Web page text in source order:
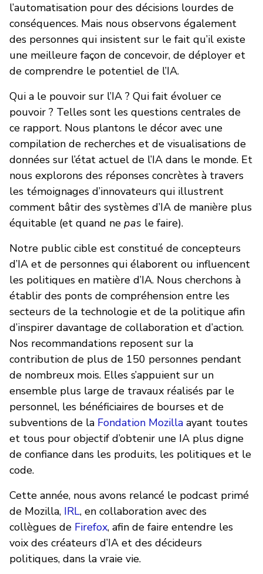
l’automatisation pour des décisions lourdes de
conséquences. Mais nous observons également
des personnes qui insistent sur le fait qu’il existe
une meilleure façon de concevoir, de déployer et
de comprendre le potentiel de l’IA.
Qui a le pouvoir sur l’IA ? Qui fait évoluer ce
pouvoir ? Telles sont les questions centrales de
ce rapport. Nous plantons le décor avec une
compilation de recherches et de visualisations de
données sur l’état actuel de l’IA dans le monde. Et
nous explorons des réponses concrètes à travers
les témoignages d’innovateurs qui illustrent
comment bâtir des systèmes d’IA de manière plus
équitable (et quand ne pas le faire).
Notre public cible est constitué de concepteurs
d’IA et de personnes qui élaborent ou influencent
les politiques en matière d’IA. Nous cherchons à
établir des ponts de compréhension entre les
secteurs de la technologie et de la politique afin
d’inspirer davantage de collaboration et d’action.
Nos recommandations reposent sur la
contribution de plus de 150 personnes pendant
de nombreux mois. Elles s’appuient sur un
ensemble plus large de travaux réalisés par le
personnel, les bénéficiaires de bourses et de
subventions de la Fondation Mozilla ayant toutes
et tous pour objectif d’obtenir une IA plus digne
de confiance dans les produits, les politiques et le
code.
Cette année, nous avons relancé le podcast primé
de Mozilla, IRL, en collaboration avec des
collègues de Firefox, afin de faire entendre les
voix des créateurs d’IA et des décideurs
politiques, dans la vraie vie.